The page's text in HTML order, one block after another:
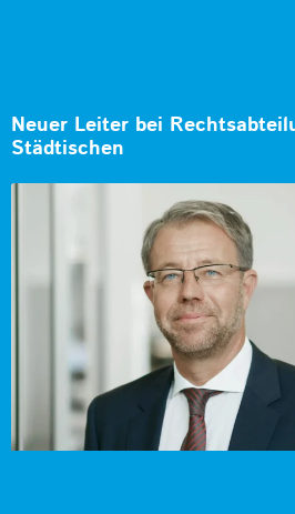
Neuer Leiter bei
Städtischen